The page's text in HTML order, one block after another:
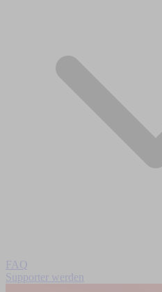
FAQ
Supporter werden